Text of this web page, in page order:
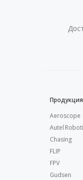
Продукция
Aeroscope
Autel
Chasing
FLIP
FPV
Gudsen